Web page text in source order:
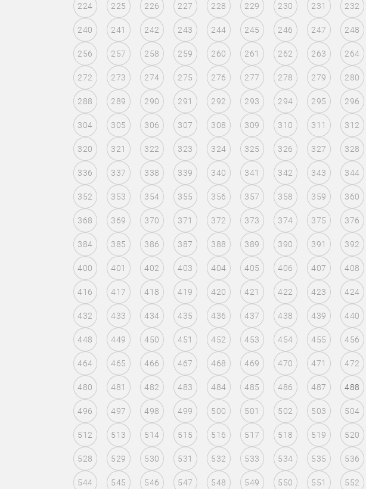
224 225 226 227 228 229 230 231 232
240 241 242 243 244 245 246 247 248
256 257 258 259 260 261 262 263 264
272 273 274 275 276 277 278 279 280
288 289 290 291 292 293 294 295 296
304 305 306 307 308 309 310 311 312
320 321 322 323 324 325 326 327 328
336 337 338 339 340 341 342 343 344
352 353 354 355 356 357 358 359 360
368 369 370 371 372 373 374 375 376
384 385 386 387 388 389 390 391 392
400 401 402 403 404 405 406 407 408
416 417 418 419 420 421 422 423 424
432 433 434 435 436 437 438 439 440
448 449 450 451 452 453 454 455 456
464 465 466 467 468 469 470 471 472
480 481 482 483 484 485 486 487 488
496 497 498 499 500 501 502 503 504
512 513 514 515 516 517 518 519 520
528 529 530 531 532 533 534 535 536
544 545 546 547 548 549 550 551 552